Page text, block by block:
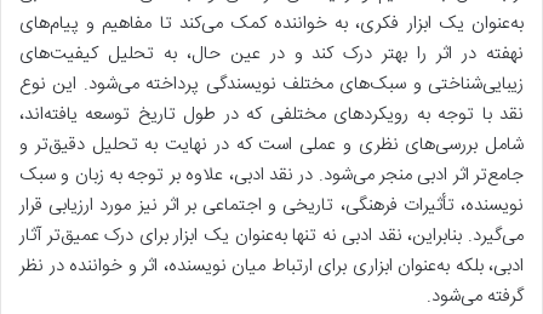
به‌عنوان یک ابزار فکری، به خواننده کمک می‌کند تا مفاهیم و پیام‌های
نهفته در اثر را بهتر درک کندو در عین حال، به تحلیل کیفیت‌های
زیبایی‌شناختی و سبک‌های مختلف نویسندگی پرداخته می‌شود. این نوع
نقد با توجه به رویکردهای مختلفی که در طول تاریخ توسعه یافته‌اند،
شامل بررسی‌های نظری و عملی است که در نهایت به تحلیل دقیق‌تر و
جامع‌تر اثر ادبی منجر می‌شود. در نقد ادبی، علاوه بر توجه به زبان و سبک
نویسنده، تأثیرات فرهنگی، تاریخی و اجتماعی بر اثر نیز مورد ارزیابی قرار
می‌گیرد. بنابراین، نقد ادبی نه تنها به‌عنوان یک ابزار برای درک عمیق‌تر آثار
ادبی، بلکه به‌عنوان ابزاری برای ارتباط میان نویسنده، اثر و خواننده در نظر
گرفته می‌شود.